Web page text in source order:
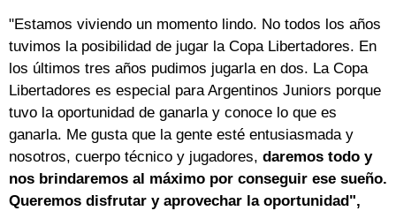
"Estamos viviendo un momento lindo. No todos los años
tuvimos la posibilidad de jugar la Copa Libertadores. En
los últimos tres años pudimos jugarla en dos. La Copa
Libertadores es especial para Argentinos Juniors porque
tuvo la oportunidad de ganarla y conoce lo que es
ganarla. Me gusta que la gente esté entusiasmada y
nosotros, cuerpo técnico y jugadores, daremos todo y
nos brindaremos al máximo por conseguir ese sueño.
Queremos disfrutar y aprovechar la oportunidad",